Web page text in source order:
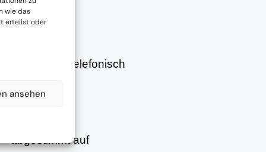
wie das
erteilst oder
ansehen
persönlich, telefonisch
abgestimmt auf